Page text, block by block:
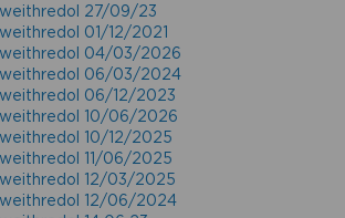
27/09/23
01/12/2021
04/03/2026
06/03/2024
06/12/2023
10/06/2026
10/12/2025
11/06/2025
12/03/2025
12/06/2024